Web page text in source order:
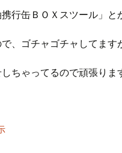
行缶ＢＯＸスツール」と
、ゴチャゴチャしてます
ちゃってるので頑張りま